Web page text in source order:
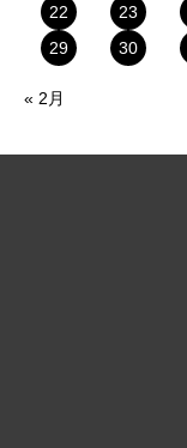
22
23
29
30
« 2月